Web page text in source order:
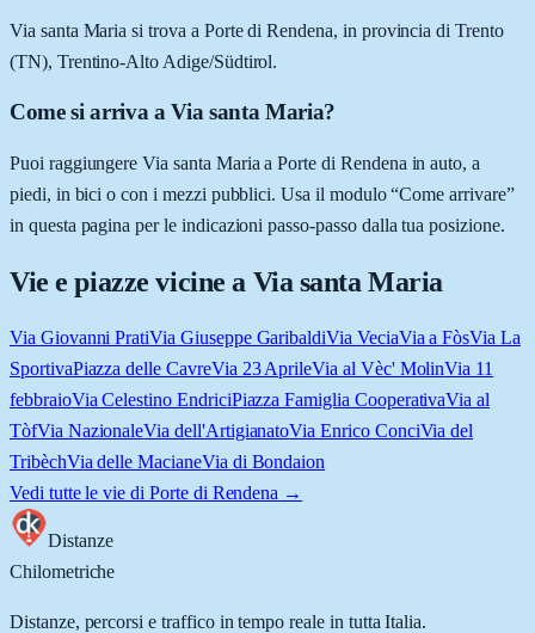
Via santa Maria si trova a Porte di Rendena, in provincia di Trento
(TN), Trentino-Alto Adige/Südtirol.
Come si arriva a Via santa Maria?
Puoi raggiungere Via santa Maria a Porte di Rendena in auto, a
piedi, in bici o con i mezzi pubblici. Usa il modulo “Come arrivare”
in questa pagina per le indicazioni passo-passo dalla tua posizione.
Vie e piazze vicine a Via santa Maria
Via Giovanni PratiVia Giuseppe GaribaldiVia VeciaVia a FòsVia La
SportivaPiazza delle CavreVia 23 AprileVia al Vèc' MolinVia 11
febbraioVia Celestino EndriciPiazza Famiglia CooperativaVia al
TòfVia NazionaleVia dell'ArtigianatoVia Enrico ConciVia del
TribèchVia delle MacianeVia di Bondaion
Vedi tutte le vie di Porte di Rendena →
Distanze
Chilometriche
Distanze, percorsi e traffico in tempo reale in tutta Italia.